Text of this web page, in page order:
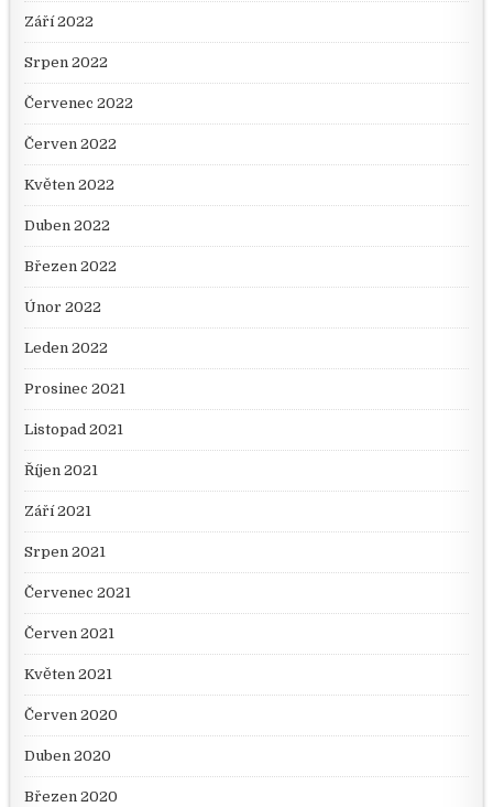
Září 2022
Srpen 2022
Červenec 2022
Červen 2022
Květen 2022
Duben 2022
Březen 2022
Únor 2022
Leden 2022
Prosinec 2021
Listopad 2021
Říjen 2021
Září 2021
Srpen 2021
Červenec 2021
Červen 2021
Květen 2021
Červen 2020
Duben 2020
Březen 2020